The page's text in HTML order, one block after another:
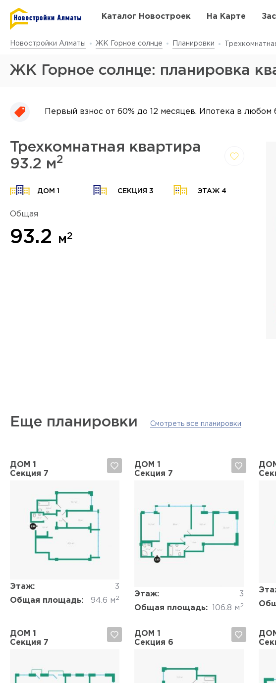
Каталог Новостроек На Карте
Новостройки Алматы ЖК Горное солнце Планировки
ЖК Горное солнце: планировка
Первый взнос от 60% до 12 месяцев. Ипотека в любом
Трехкомнатная квартира
93.2 м2
ДОМ 1 СЕКЦИЯ 3 ЭТАЖ 4
Общая
93.2 м2
Еще планировки Смотреть все планировки
ДОМ 1
Секция 7
Этаж:
3
Общая площадь:
94.6 м2
Отмена
ДОМ 1
Секция 7
Этаж:
3
Общая площадь:
106.8 м2
Да, удалить Отмена
ДОМ 1
Секция 7
ДОМ 1
Секция 6